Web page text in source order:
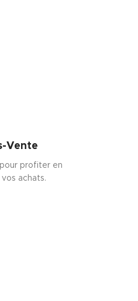
Vente
profiter en
achats.